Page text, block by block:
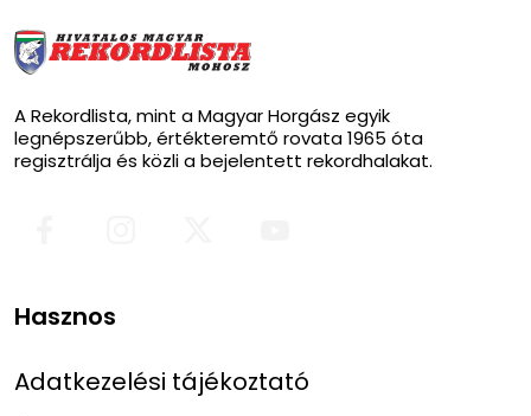
A Rekordlista, mint a Magyar Horgász egyik
legnépszerűbb, értékteremtő rovata 1965 óta
regisztrálja és közli a bejelentett rekordhalakat.
Hasznos
Adatkezelési tájékoztató